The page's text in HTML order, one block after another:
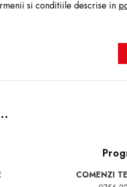
si conditiile descrise in
COMENZI